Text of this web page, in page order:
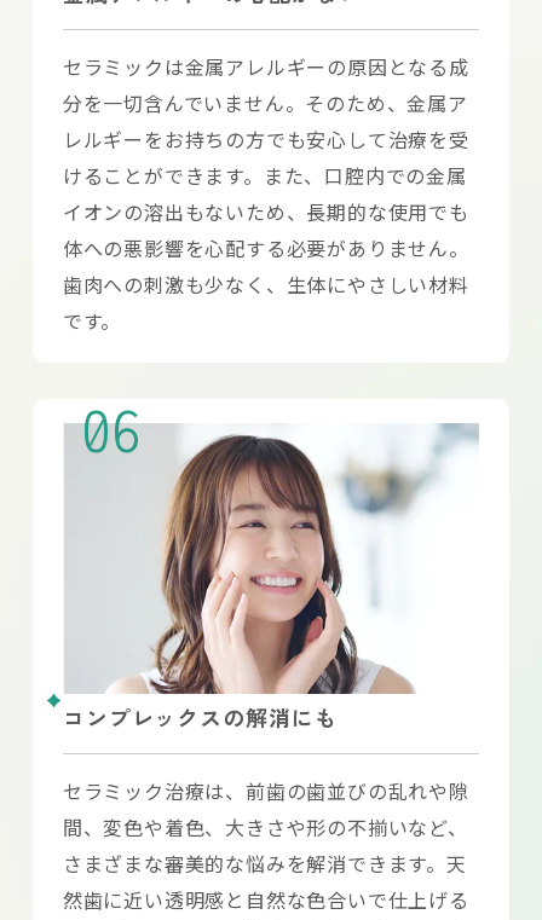
セラミックは金属アレルギーの原因となる成
分を一切含んでいません。そのため、金属ア
レルギーをお持ちの方でも安心して治療を受
けることができます。また、口腔内での金属
イオンの溶出もないため、長期的な使用でも
体への悪影響を心配する必要がありません。
歯肉への刺激も少なく、生体にやさしい材料
です。
06
コンプレックスの解消にも
セラミック治療は、前歯の歯並びの乱れや隙
間、変色や着色、大きさや形の不揃いなど、
さまざまな審美的な悩みを解消できます。天
然歯に近い透明感と自然な色合いで仕上げる